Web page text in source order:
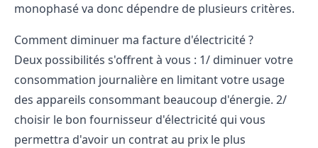
monophasé va donc dépendre de plusieurs critères.
Comment diminuer ma facture d'électricité ?
Deux possibilités s'offrent à vous : 1/ diminuer votre
consommation journalière en limitant votre usage
des appareils consommant beaucoup d'énergie. 2/
choisir le bon fournisseur d'électricité qui vous
permettra d'avoir un contrat au prix le plus